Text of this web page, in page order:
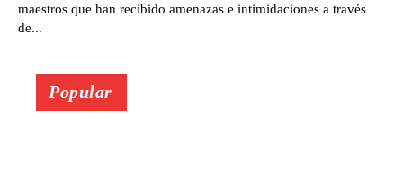
maestros que han recibido amenazas e intimidaciones a través
de...
Popular